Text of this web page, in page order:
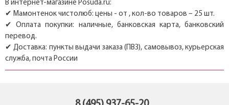
В интернет-магазине Posuda.ru:
✔ Мамонтенок чистолюб: цены - от , кол-во товаров – 25 шт.
✔ Оплата покупки: наличные, банковская карта, банковский
перевод.
✔ Доставка: пункты выдачи заказа (ПВЗ), самовывоз, курьерская
служба, почта России